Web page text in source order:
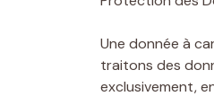
Une donnée à
traitons des
exclusivement,